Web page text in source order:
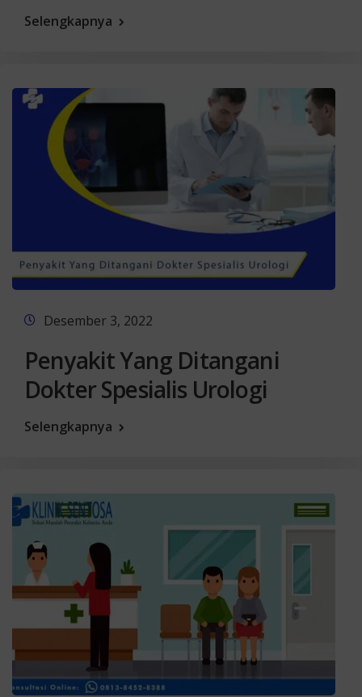
Selengkapnya
Desember 3, 2022
Penyakit Yang Ditangani
Dokter Spesialis Urologi
Selengkapnya